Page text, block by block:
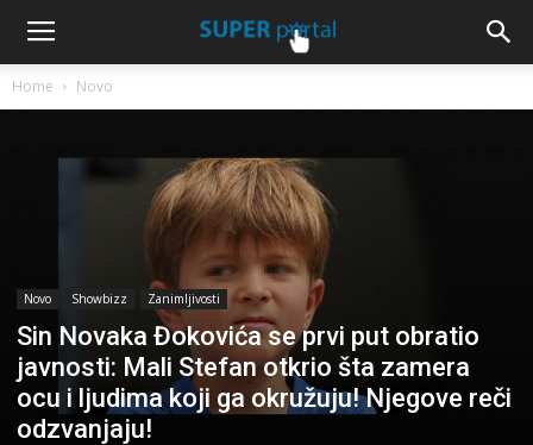
Home Novo
Novo Showbizz Zanimljivosti
Sin Novaka Đokovića se prvi put obratio
javnosti: Mali Stefan otkrio šta zamera
ocu i ljudima koji ga okružuju! Njegove reči
odzvanjaju!